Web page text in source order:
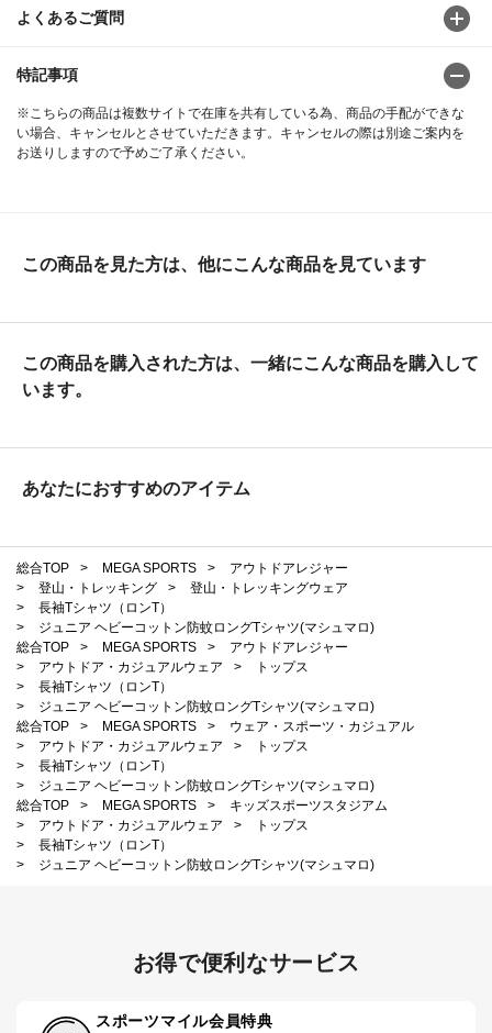
よくあるご質問
特記事項
※こちらの商品は複数サイトで在庫を共有している為、商品の手配ができな
い場合、キャンセルとさせていただきます。キャンセルの際は別途ご案内を
お送りしますので予めご了承ください。
この商品を見た方は、他にこんな商品を見ています
この商品を購入された方は、一緒にこんな商品を購入して
います。
あなたにおすすめのアイテム
総合TOP > MEGA SPORTS >
アウトドアレジャー
>
登山・トレッキング >
登山・トレッキングウェア
>
長袖Tシャツ（ロンT）
>
ジュニア ヘビーコットン防蚊ロングTシャツ(マシュマロ)
総合TOP
> MEGA SPORTS >
アウトドアレジャー
>
アウトドア・カジュアルウェア >
トップス
>
長袖Tシャツ（ロンT）
>
ジュニア ヘビーコットン防蚊ロングTシャツ(マシュマロ)
総合TOP
> MEGA SPORTS >
ウェア・スポーツ・カジュアル
>
アウトドア・カジュアルウェア >
トップス
>
長袖Tシャツ（ロンT）
>
ジュニア ヘビーコットン防蚊ロングTシャツ(マシュマロ)
総合TOP
> MEGA SPORTS >
キッズスポーツスタジアム
>
アウトドア・カジュアルウェア >
トップス
>
長袖Tシャツ（ロンT）
>
ジュニア ヘビーコットン防蚊ロングTシャツ(マシュマロ)
お得で便利なサービス
スポーツマイル会員特典